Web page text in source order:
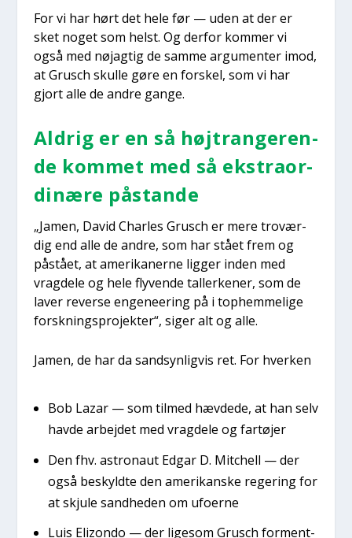
For vi har hørt det hele før — uden at der er
sket noget som helst. Og der­for kom­mer vi
også med nøj­ag­tig de sam­me argu­men­ter imod,
at Grusch skul­le gøre en for­skel, som vi har
gjort alle de andre gan­ge.
Aldrig er en så højtran­ge­ren­
de kom­met med så ekstra­or­
di­næ­re påstan­de
„Jamen, David Char­les Grusch er mere tro­vær­
dig end alle de andre, som har stå­et frem og
påstå­et, at ame­ri­ka­ner­ne lig­ger inden med
vrag­de­le og hele fly­ven­de tal­ler­ke­ner, som de
laver rever­se enge­ne­e­ring på i top­hem­me­li­ge
forsk­nings­pro­jek­ter“, siger alt og alle.
Jamen, de har da sand­syn­lig­vis ret. For hver­ken
Bob Lazar — som til­med hæv­de­de, at han selv
hav­de arbej­det med vrag­de­le og far­tø­jer
Den fhv. astro­naut Edgar D. Mit­chell — der
også beskyld­te den ame­ri­kan­ske rege­ring for
at skju­le sand­he­den om ufo­er­ne
Luis Elizon­do — der lige­som Grusch for­ment­